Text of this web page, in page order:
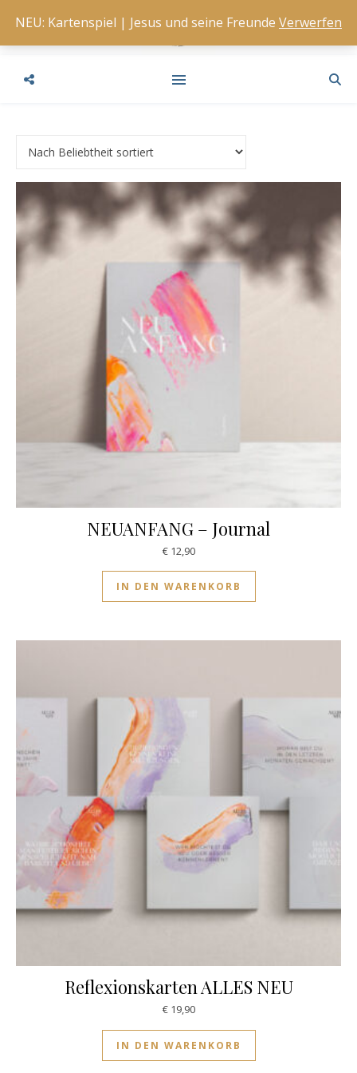
NEUANFANG – Journal
€12,90
IN DEN WARENKORB
Reflexionskarten ALLES NEU
€19,90
IN DEN WARENKORB
NEU: Kartenspiel | Jesus und seine Freunde Verwerfen